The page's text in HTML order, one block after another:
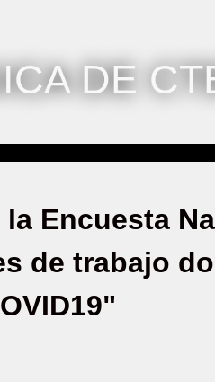
DE
Encuesta
de trabajo